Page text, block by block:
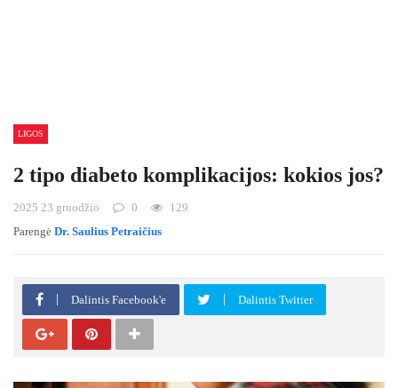
LIGOS
2 tipo diabeto komplikacijos: kokios jos?
2025 23 gruodžio 0
129
Parengė Dr. Saulius Petraičius
Dalintis Facebook'e Dalintis Twitter